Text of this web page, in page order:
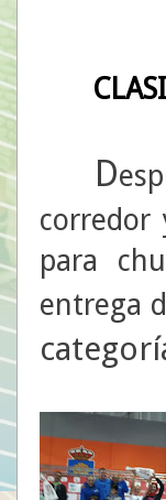
D
corredor
para
entrega